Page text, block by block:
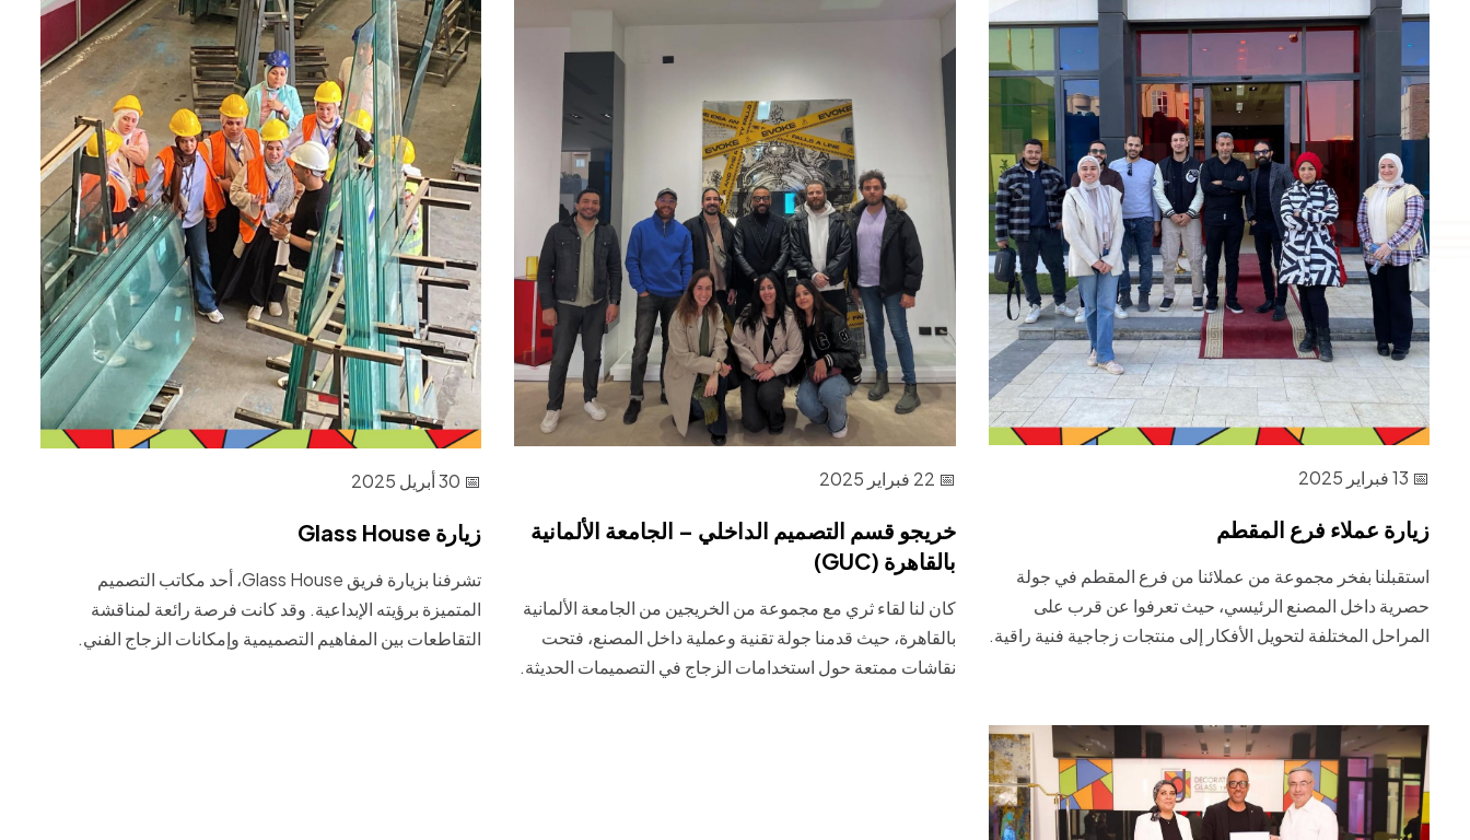
📅 13 فبراير 2025
زيارة عملاء فرع المقطم
استقبلنا بفخر مجموعة من عملائنا من فرع المقطم في جولة
حصرية داخل المصنع الرئيسي، حيث تعرفوا عن قرب على
المراحل المختلفة لتحويل الأفكار إلى منتجات زجاجية فنية راقية.
📅 22 فبراير 2025
خريجو قسم التصميم الداخلي – الجامعة الألمانية
بالقاهرة (GUC)
كان لنا لقاء ثري مع مجموعة من الخريجين من الجامعة الألمانية
بالقاهرة، حيث قدمنا جولة تقنية وعملية داخل المصنع، فتحت
نقاشات ممتعة حول استخدامات الزجاج في التصميمات الحديثة.
📅 30 أبريل 2025
زيارة Glass House
تشرفنا بزيارة فريق Glass House، أحد مكاتب التصميم
المتميزة برؤيته الإبداعية. وقد كانت فرصة رائعة لمناقشة
التقاطعات بين المفاهيم التصميمية وإمكانات الزجاج الفني.